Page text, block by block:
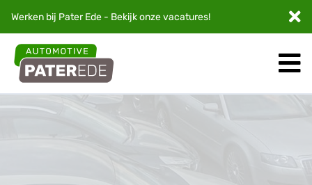
Werken bij Pater Ede - Bekijk onzevacatures!